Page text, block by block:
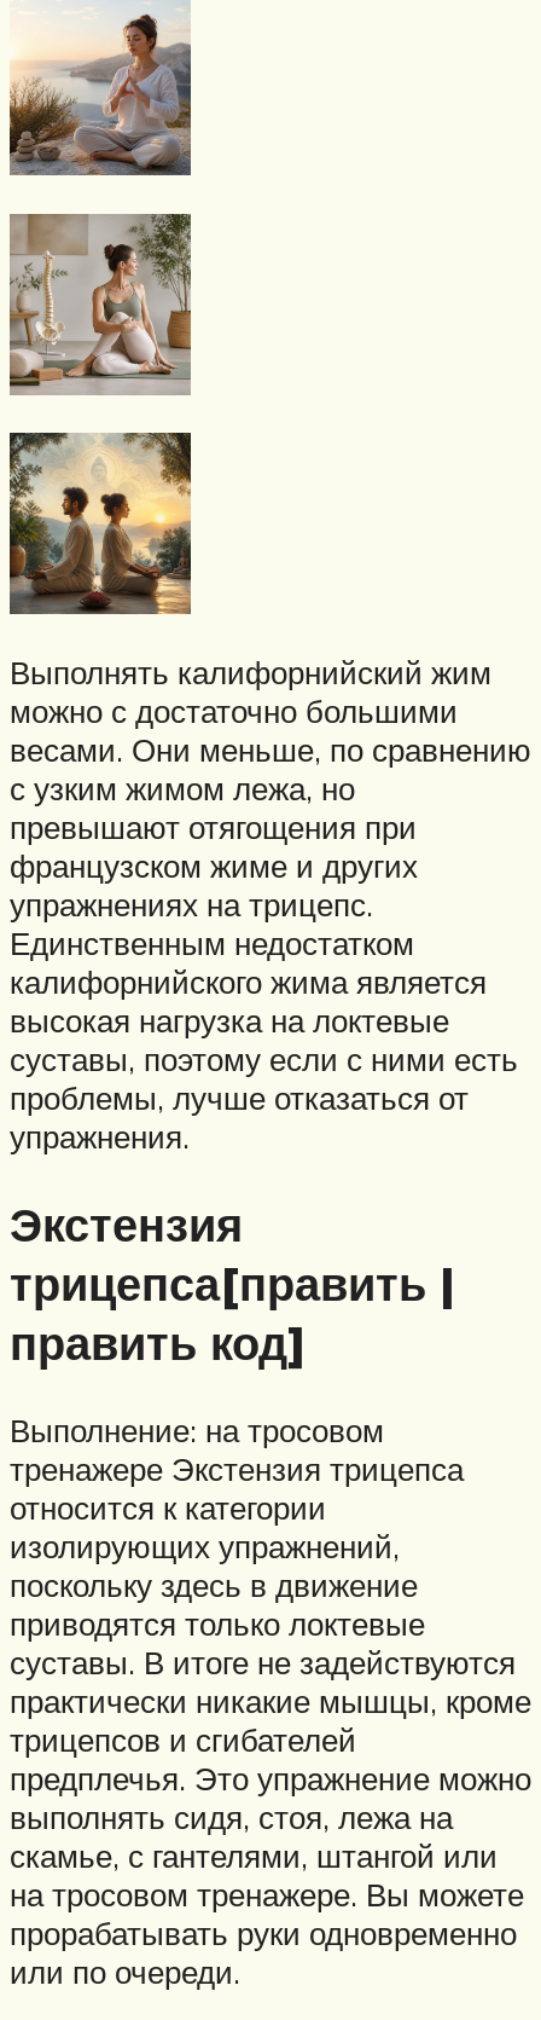
Выполнять калифорнийский жим
можно с достаточно большими
весами. Они меньше, по сравнению
с узким жимом лежа, но
превышают отягощения при
французском жиме и других
упражнениях на трицепс.
Единственным недостатком
калифорнийского жима является
высокая нагрузка на локтевые
суставы, поэтому если с ними есть
проблемы, лучше отказаться от
упражнения.
Экстензия
трицепса[править |
править код]
Выполнение: на тросовом
тренажере Экстензия трицепса
относится к категории
изолирующих упражнений,
поскольку здесь в движение
приводятся только локтевые
суставы. В итоге не задействуются
практически никакие мышцы, кроме
трицепсов и сгибателей
предплечья. Это упражнение можно
выполнять сидя, стоя, лежа на
скамье, с гантелями, штангой или
на тросовом тренажере. Вы можете
прорабатывать руки одновременно
или по очереди.